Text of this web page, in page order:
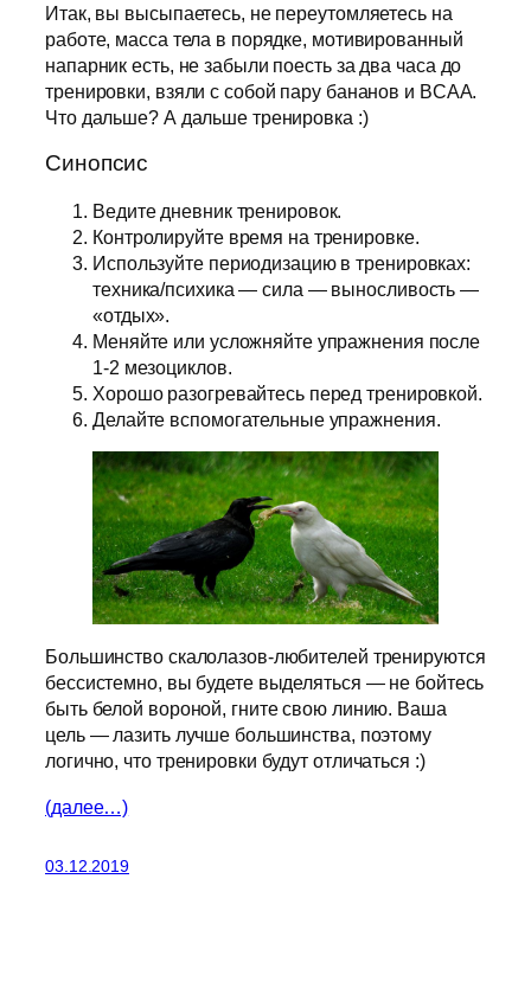
Итак, вы высыпаетесь, не переутомляетесь на
работе, масса тела в порядке, мотивированный
напарник есть, не забыли поесть за два часа до
тренировки, взяли с собой пару бананов и BCAA.
Что дальше? А дальше тренировка :)
Синопсис
Ведите дневник тренировок.
Контролируйте время на тренировке.
Используйте периодизацию в тренировках:
техника/психика — сила — выносливость —
«отдых».
Меняйте или усложняйте упражнения после
1-2 мезоциклов.
Хорошо разогревайтесь перед тренировкой.
Делайте вспомогательные упражнения.
Большинство скалолазов-любителей тренируются
бессистемно, вы будете выделяться — не бойтесь
быть белой вороной, гните свою линию. Ваша
цель — лазить лучше большинства, поэтому
логично, что тренировки будут отличаться :)
(далее…)
03.12.2019